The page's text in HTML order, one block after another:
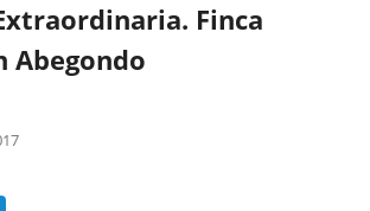
Finca
Abegondo